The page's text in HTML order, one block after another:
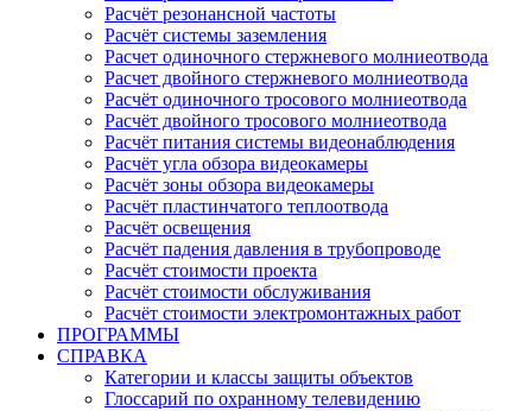
Расчёт резонансной частоты
Расчёт системы заземления
Расчет одиночного стержневого молниеотвода
Расчет двойного стержневого молниеотвода
Расчёт одиночного тросового молниеотвода
Расчёт двойного тросового молниеотвода
Расчёт питания системы видеонаблюдения
Расчёт угла обзора видеокамеры
Расчёт зоны обзора видеокамеры
Расчёт пластинчатого теплоотвода
Расчёт освещения
Расчёт падения давления в трубопроводе
Расчёт стоимости проекта
Расчёт стоимости обслуживания
Расчёт стоимости электромонтажных работ
ПРОГРАММЫ
СПРАВКА
Категории и классы защиты объектов
Глоссарий по охранному телевидению